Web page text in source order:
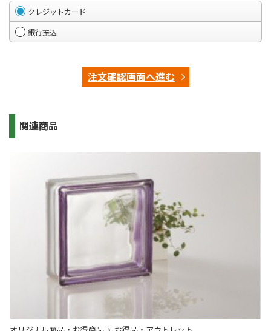
クレジットカード
銀行振込
注文確認画面へ進む
関連商品